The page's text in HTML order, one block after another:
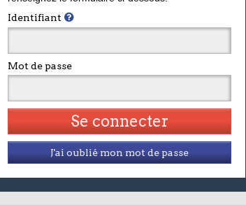
Identifiant
Mot de passe
J'ai oublié mon mot de passe